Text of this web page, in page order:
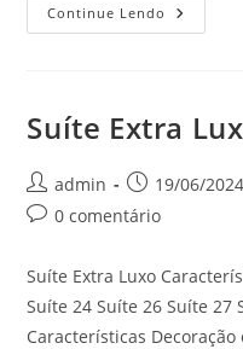
Continue Lendo Suíte
Suíte Extra
Autor
do
admin
Post
publicado:
19/06/2024
Comentários
post:
0 comentário
Suíte Extra Luxo
Suíte 24 Suíte 26 Suíte 27
Características